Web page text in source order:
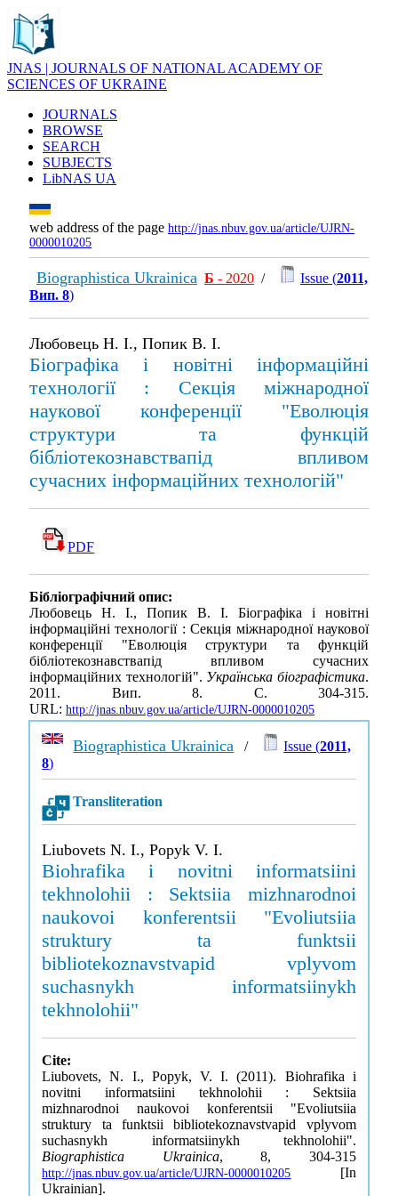
JNAS | JOURNALS OF NATIONAL ACADEMY OF
SCIENCES OF UKRAINE
JOURNALS
BROWSE
SEARCH
SUBJECTS
LibNAS UA
web address of the page http://jnas.nbuv.gov.ua/article/UJRN-
0000010205
Biographistica Ukrainica Б - 2020 / Issue (2011,
Вип. 8)
Любовець Н. І., Попик В. І.
Біографіка і новітні інформаційні
технології : Секція міжнародної
наукової конференції "Еволюція
структури та функцій
бібліотекознавствапід впливом
сучасних інформаційних технологій"
PDF
Бібліографічний опис:
Любовець Н. І., Попик В. І. Біографіка і новітні
інформаційні технології : Секція міжнародної наукової
конференції "Еволюція структури та функцій
бібліотекознавствапід впливом сучасних
інформаційних технологій". Українська біографістика.
2011. Вип. 8. С. 304-315.
URL: http://jnas.nbuv.gov.ua/article/UJRN-0000010205
Biographistica Ukrainica / Issue (2011,
8)
Transliteration
Liubovets N. I., Popyk V. I.
Biohrafika i novitni informatsiini
tekhnolohii : Sektsiia mizhnarodnoi
naukovoi konferentsii "Evoliutsiia
struktury ta funktsii
bibliotekoznavstvapid vplyvom
suchasnykh informatsiinykh
tekhnolohii"
Cite:
Liubovets, N. I., Popyk, V. I. (2011). Biohrafika i
novitni informatsiini tekhnolohii : Sektsiia
mizhnarodnoi naukovoi konferentsii "Evoliutsiia
struktury ta funktsii bibliotekoznavstvapid vplyvom
suchasnykh informatsiinykh tekhnolohii".
Biographistica Ukrainica, 8, 304-315
http://jnas.nbuv.gov.ua/article/UJRN-0000010205 [In
Ukrainian].